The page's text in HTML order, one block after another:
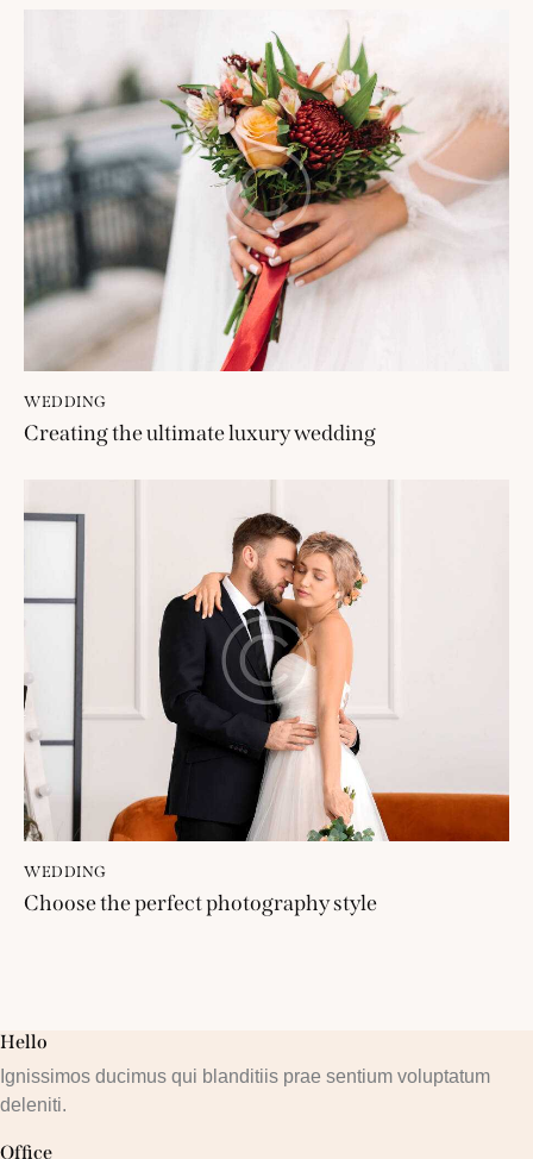
WEDDING
Creating the ultimate luxury wedding
WEDDING
Choose the perfect photography style
Hello
Ignissimos ducimus qui blanditiis prae sentium voluptatum
deleniti.
Office